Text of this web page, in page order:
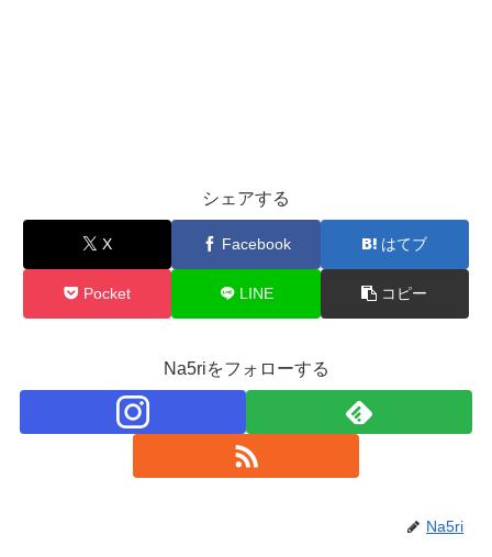
シェアする
X Facebook はてブ
Pocket LINE コピー
Na5riをフォローする
Na5ri